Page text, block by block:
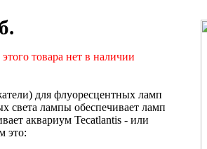
товара нет в наличии
для флуоресцентных ламп
света лампы обеспечивает ламп
аквариум Tecatlantis - или
это: